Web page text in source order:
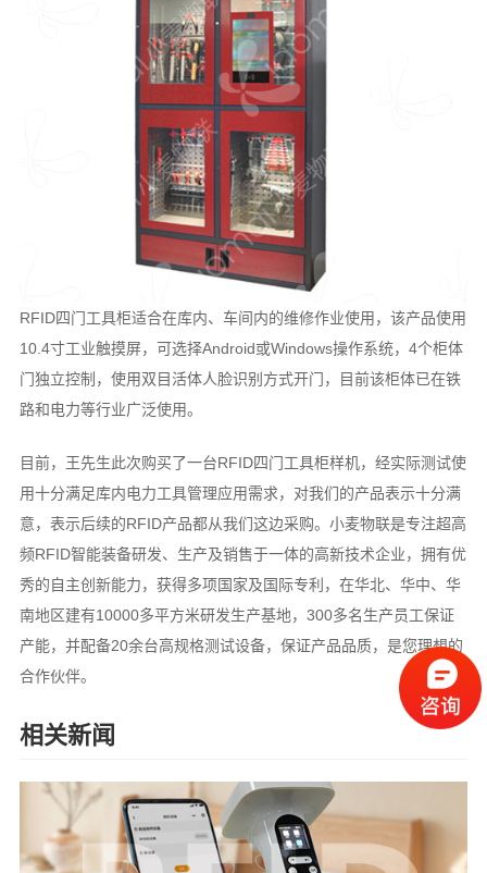
RFID四门工具柜适合在库内、车间内的维修作业使用，该产品使用
10.4寸工业触摸屏，可选择Android或Windows操作系统，4个柜体
门独立控制，使用双目活体人脸识别方式开门，目前该柜体已在铁
路和电力等行业广泛使用。
目前，王先生此次购买了一台RFID四门工具柜样机，经实际测试使
用十分满足库内电力工具管理应用需求，对我们的产品表示十分满
意，表示后续的RFID产品都从我们这边采购。小麦物联是专注超高
频RFID智能装备研发、生产及销售于一体的高新技术企业，拥有优
秀的自主创新能力，获得多项国家及国际专利，在华北、华中、华
南地区建有10000多平方米研发生产基地，300多名生产员工保证
产能，并配备20余台高规格测试设备，保证产品品质，是您理想的
合作伙伴。
相关新闻